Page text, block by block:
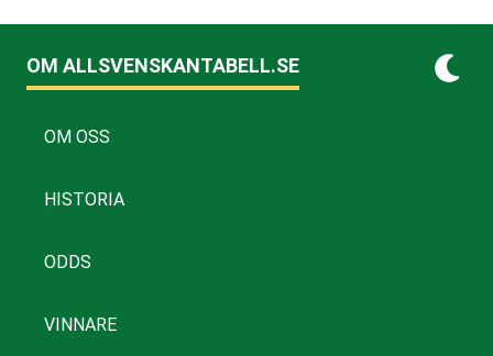
OM ALLSVENSKANTABELL.SE
OM OSS
HISTORIA
ODDS
VINNARE